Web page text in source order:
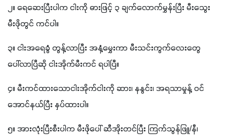
၂။ ရေဆေးပြီးပါက ငါးကို ဓားဖြင့် ၃ ချက်လောက်မွှန်းပြီး မီးသွေး
မီးဖိုတွင် ကင်ပါ။
၃။ ငါးအရေခွံ တွန့်လာပြီး အနံ့မွှေးကာ မီးသင်းကွက်လေးတွေ
ပေါ်လာပြီဆို ငါးအိုက်မီးကင် ရပါပြီ။
၄။ မီးကင်ထားသောငါးအိုက်ငါးကို ဆား၊ နနွင်း၊ အရသာမှုန့် ဝင်
အောင်နယ်ပြီး နှပ်ထားပါ။
၅။ အားလုံးပြီးစီးပါက မီးဖိုပေါ် ဆီအိုးတင်ပြီး ကြက်သွန်ဖြူ/နီ၊